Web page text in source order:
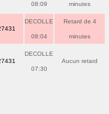
08:09 minutes
DECOLLE
08:04
Retard de 4
minutes
DECOLLE
07:30
Aucun retard